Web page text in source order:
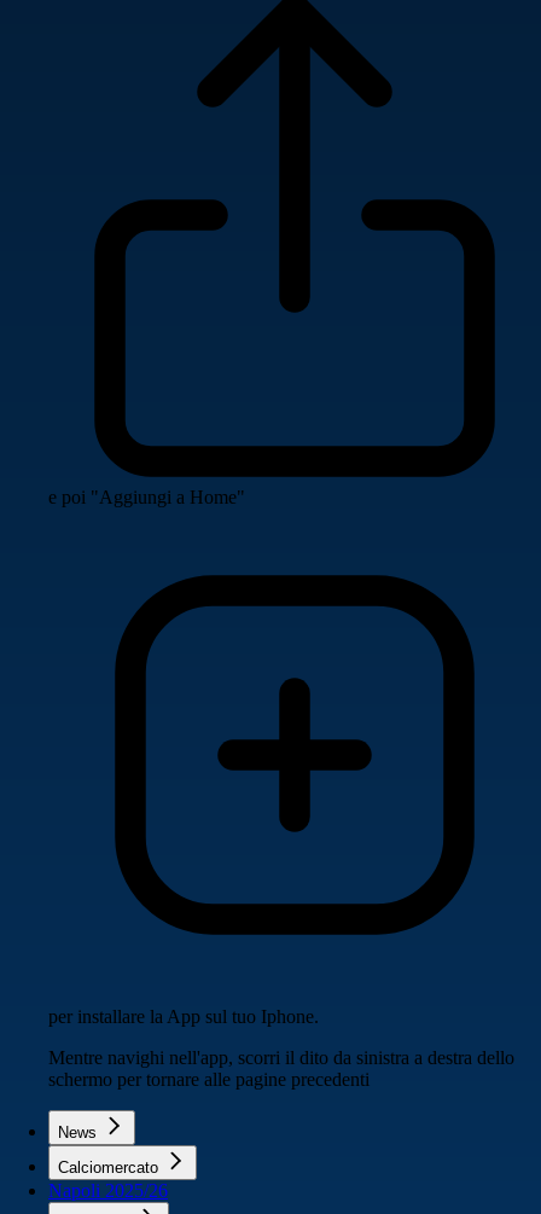
e poi "Aggiungi a Home"
per installare la App sul tuo Iphone.
Mentre navighi nell'app, scorri il dito da sinistra a destra dello
schermo per tornare alle pagine precedenti
News
Calciomercato
Napoli 2025/26